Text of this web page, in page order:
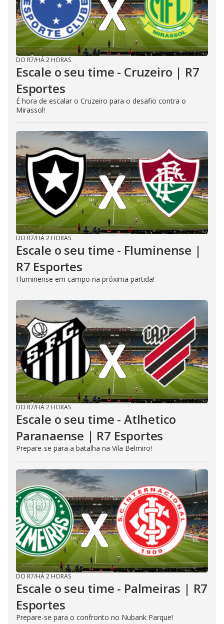
DO R7/HÁ 2 HORAS
Escale o seu time - Cruzeiro | R7
Esportes
É hora de escalar o Cruzeiro para o desafio contra o
Mirassol!
DO R7/HÁ 2 HORAS
Escale o seu time - Fluminense |
R7 Esportes
Fluminense em campo na próxima partida!
DO R7/HÁ 2 HORAS
Escale o seu time - Atlhetico
Paranaense | R7 Esportes
Prepare-se para a batalha na Vila Belmiro!
DO R7/HÁ 2 HORAS
Escale o seu time - Palmeiras | R7
Esportes
Prepare-se para o confronto no Nubank Parque!